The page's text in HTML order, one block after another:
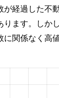
が経過した不
ります。しか
に関係なく高